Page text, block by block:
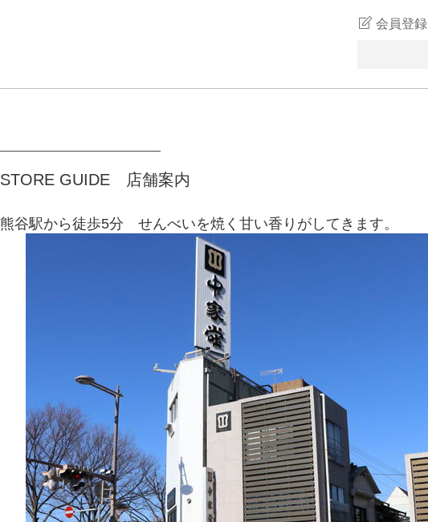
会員登録
STORE GUIDE 店舗案内
熊谷駅から徒歩5分 せんべいを焼く甘い香りがしてきます。